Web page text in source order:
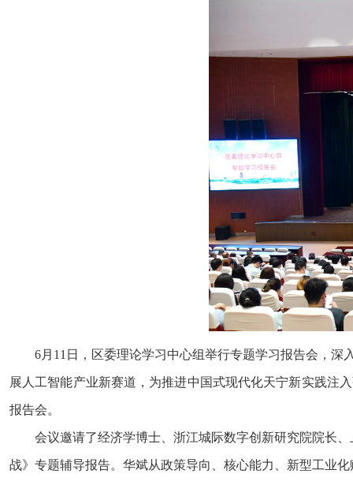
6月11日，区委理论学习中心组举行专题学习报告会，
展人工智能产业新赛道，为推进中国式现代化天宁新实践注
报告会。
会议邀请了经济学博士、浙江城际数字创新研究院院长
战》专题辅导报告。华斌从政策导向、核心能力、新型工业